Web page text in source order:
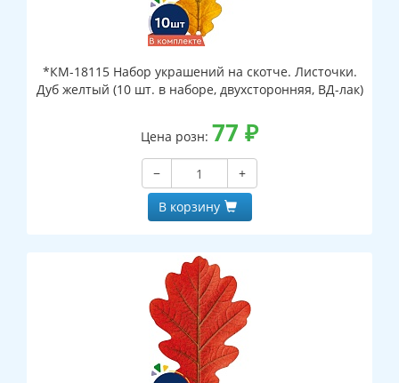
*КМ-18115 Набор украшений на скотче. Листочки.
Дуб желтый (10 шт. в наборе, двухсторонняя, ВД-лак)
Цена розн: 77 ₽
−
+
В корзину